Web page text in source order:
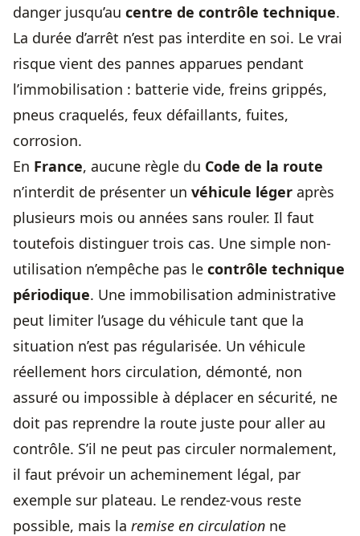
danger jusqu’au centre de contrôle technique.
La durée d’arrêt n’est pas interdite en soi. Le vrai
risque vient des pannes apparues pendant
l’immobilisation : batterie vide, freins grippés,
pneus craquelés, feux défaillants, fuites,
corrosion.
En France, aucune règle du Code de la route
n’interdit de présenter un véhicule léger après
plusieurs mois ou années sans rouler. Il faut
toutefois distinguer trois cas. Une simple non-
utilisation n’empêche pas le contrôle technique
périodique. Une immobilisation administrative
peut limiter l’usage du véhicule tant que la
situation n’est pas régularisée. Un véhicule
réellement hors circulation, démonté, non
assuré ou impossible à déplacer en sécurité, ne
doit pas reprendre la route juste pour aller au
contrôle. S’il ne peut pas circuler normalement,
il faut prévoir un acheminement légal, par
exemple sur plateau. Le rendez-vous reste
possible, mais la remise en circulation ne